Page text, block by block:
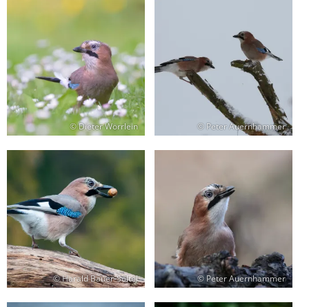
© Dieter Wörrlein © Peter Auernhammer
© Harald Bauer-Söltel © Peter Auernhammer